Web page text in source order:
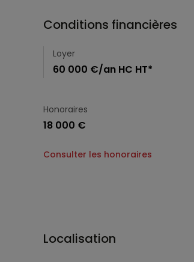
Conditions financières
Loyer
60 000 €/an HC HT*
Honoraires
18 000 €
Consulter les honoraires
Localisation